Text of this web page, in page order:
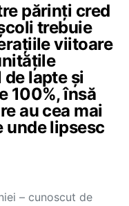
părinți cred
trebuie
viitoare
lapte și
100%, însă
au cea mai
unde lipsesc
– cunoscut de